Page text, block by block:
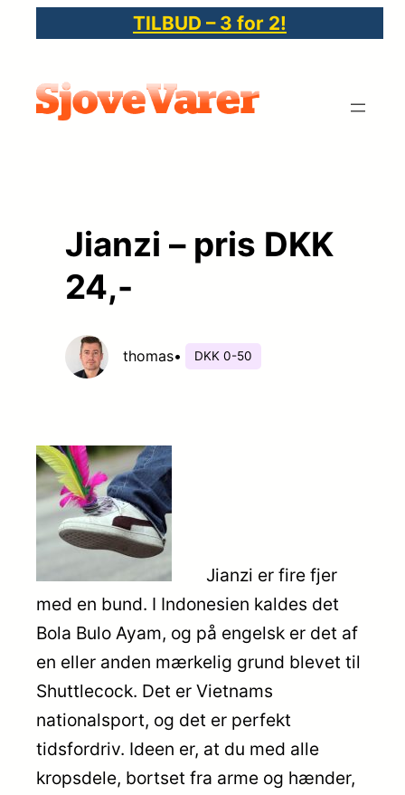
indhold
TILBUD – 3 for 2!
Jianzi – pris DKK
24,-
thomas• DKK 0-50
Jianzi er fire fjer
med en bund. I Indonesien kaldes det
Bola Bulo Ayam, og på engelsk er det af
en eller anden mærkelig grund blevet til
Shuttlecock. Det er Vietnams
nationalsport, og det er perfekt
tidsfordriv. Ideen er, at du med alle
kropsdele, bortset fra arme og hænder,